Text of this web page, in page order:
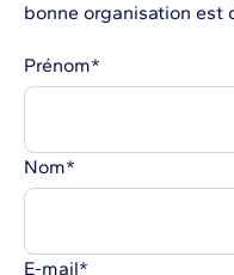
bonne organisation est
Prénom*
Nom*
E-mail*